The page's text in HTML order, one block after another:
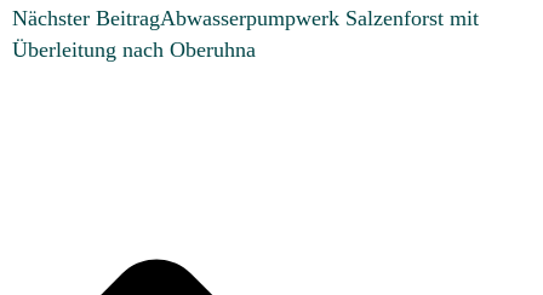
Nächster BeitragAbwasserpumpwerk Salzenforst mit
Überleitung nach Oberuhna